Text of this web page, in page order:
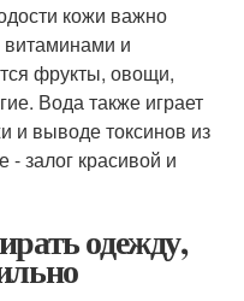
кожи важно
витаминами и
фрукты, овощи,
Вода также играет
и выводе токсинов из
залог красивой и
одежду,